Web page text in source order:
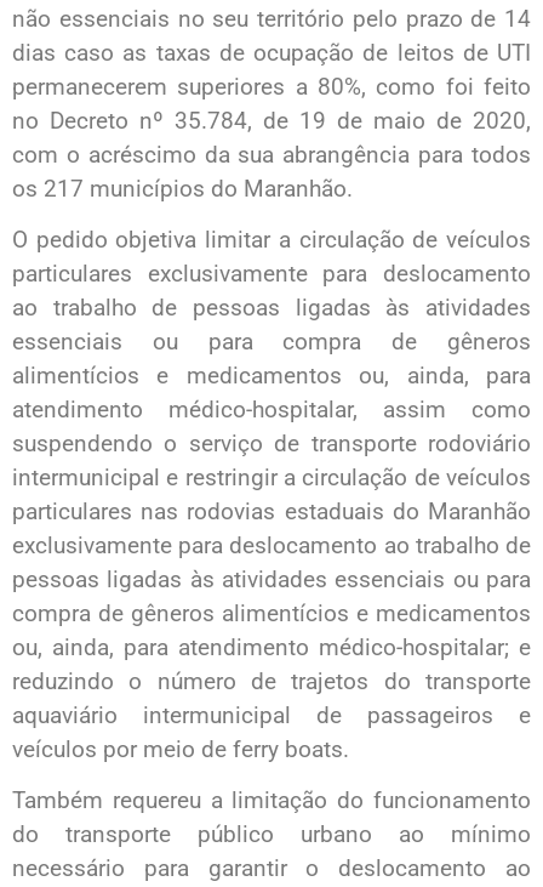
não essenciais no seu território pelo prazo de 14
dias caso as taxas de ocupação de leitos de UTI
permanecerem superiores a 80%, como foi feito
no Decreto nº 35.784, de 19 de maio de 2020,
com o acréscimo da sua abrangência para todos
os 217 municípios do Maranhão.
O pedido objetiva limitar a circulação de veículos
particulares exclusivamente para deslocamento
ao trabalho de pessoas ligadas às atividades
essenciais ou para compra de gêneros
alimentícios e medicamentos ou, ainda, para
atendimento médico-hospitalar, assim como
suspendendo o serviço de transporte rodoviário
intermunicipal e restringir a circulação de veículos
particulares nas rodovias estaduais do Maranhão
exclusivamente para deslocamento ao trabalho de
pessoas ligadas às atividades essenciais ou para
compra de gêneros alimentícios e medicamentos
ou, ainda, para atendimento médico-hospitalar; e
reduzindo o número de trajetos do transporte
aquaviário intermunicipal de passageiros e
veículos por meio de ferry boats.
Também requereu a limitação do funcionamento
do transporte público urbano ao mínimo
necessário para garantir o deslocamento ao